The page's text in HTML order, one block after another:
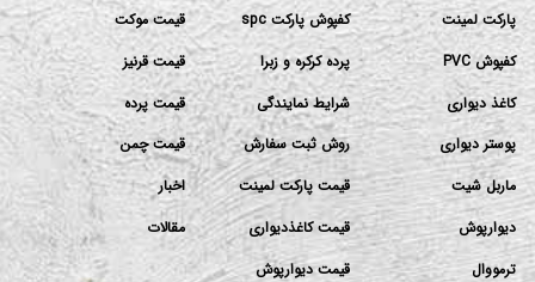
پارکت لمینت
کفپوش PVC
کاغذ دیواری
پوستر دیواری
ماربل شیت
دیوارپوش
ترمووال
کفپوش پارکت spc
پرده کرکره و زبرا
شرایط نمایندگی
روش ثبت سفارش
قیمت پارکت لمینت
قیمت کاغذدیواری
قیمت دیوارپوش
قیمت موکت
قیمت قرنیز
قیمت پرده
قیمت چمن
اخبار
مقالات